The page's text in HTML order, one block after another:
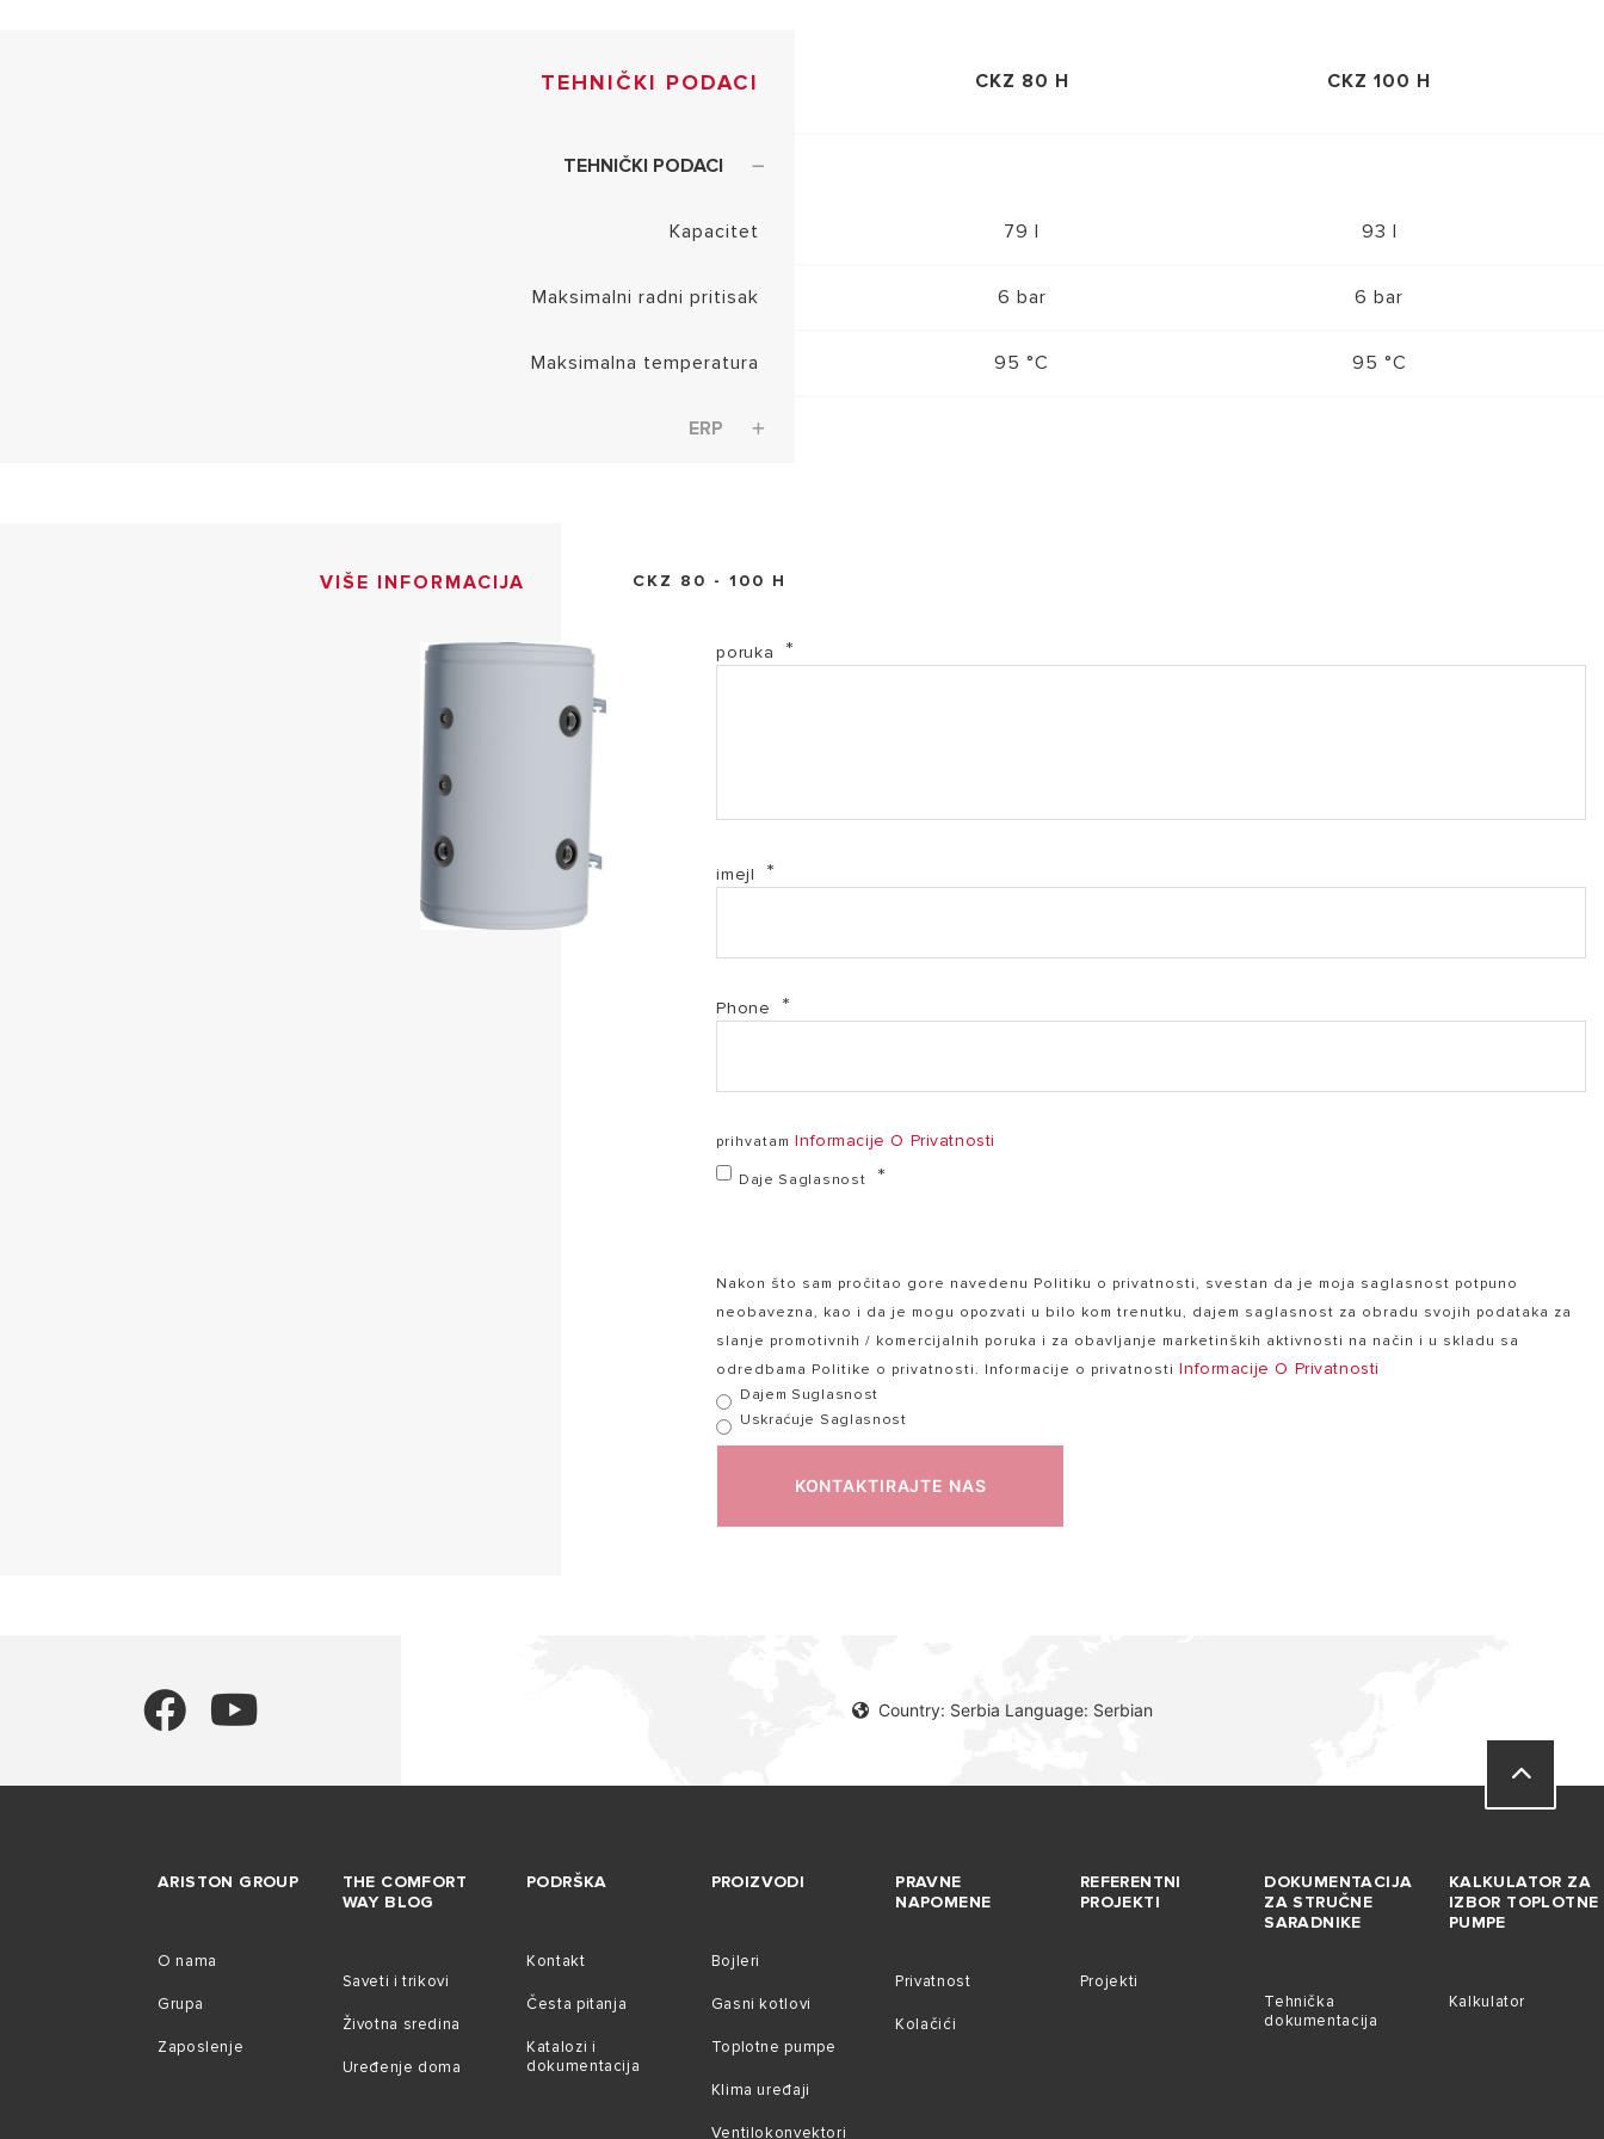
TEHNIČKI PODACI CKZ 80 H CKZ 100 H
TEHNIČKI PODACI
Kapacitet 79 l 93 l
Maksimalni radni pritisak 6 bar 6 bar
Maksimalna temperatura 95 °C 95 °C
ERP
VIŠE INFORMACIJA CKZ 80 - 100 H
poruka
imejl
Phone
prihvatamInformacije O Privatnosti
Daje Saglasnost
Nakon što sam pročitao gore navedenu Politiku o privatnosti, svestan da je moja saglasnost potpuno
neobavezna, kao i da je mogu opozvati u bilo kom trenutku, dajem saglasnost za obradu svojih podataka za
slanje promotivnih / komercijalnih poruka i za obavljanje marketinških aktivnosti na način i u skladu sa
odredbama Politike o privatnosti. Informacije o privatnostiInformacije O Privatnosti
Dajem Suglasnost
Uskraćuje Saglasnost
KONTAKTIRAJTE NAS
Country: Serbia Language: Serbian
ARISTON GROUP
O nama
Grupa
Zaposlenje
THE COMFORT
WAY BLOG
Saveti i trikovi
Životna sredina
Uređenje doma
PODRŠKA
Kontakt
Česta pitanja
Katalozi i
dokumentacija
PROIZVODI
Bojleri
Gasni kotlovi
Toplotne pumpe
Klima uređaji
Ventilokonvektori
PRAVNE
NAPOMENE
Privatnost
Kolačići
REFERENTNI
PROJEKTI
Projekti
DOKUMENTACIJA
ZA STRUČNE
SARADNIKE
Tehnička
dokumentacija
KALKULATOR ZA
IZBOR TOPLOTNE
PUMPE
Kalkulator